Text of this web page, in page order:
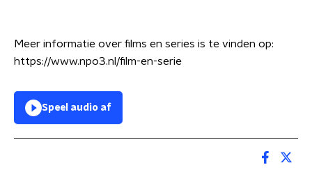
Meer informatie over films en series is te vinden op:
https://www.npo3.nl/film-en-serie
Speel audio af